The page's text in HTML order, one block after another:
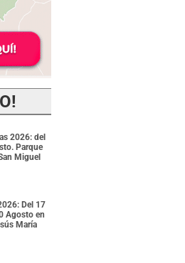
2026: del
Parque
Miguel
Del 17
Agosto en
María